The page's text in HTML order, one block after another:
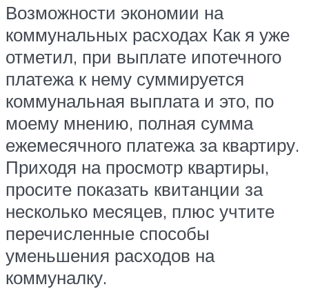
Возможности экономии на
коммунальных расходах Как я уже
отметил, при выплате ипотечного
платежа к нему суммируется
коммунальная выплата и это, по
моему мнению, полная сумма
ежемесячного платежа за квартиру.
Приходя на просмотр квартиры,
просите показать квитанции за
несколько месяцев, плюс учтите
перечисленные способы
уменьшения расходов на
коммуналку.